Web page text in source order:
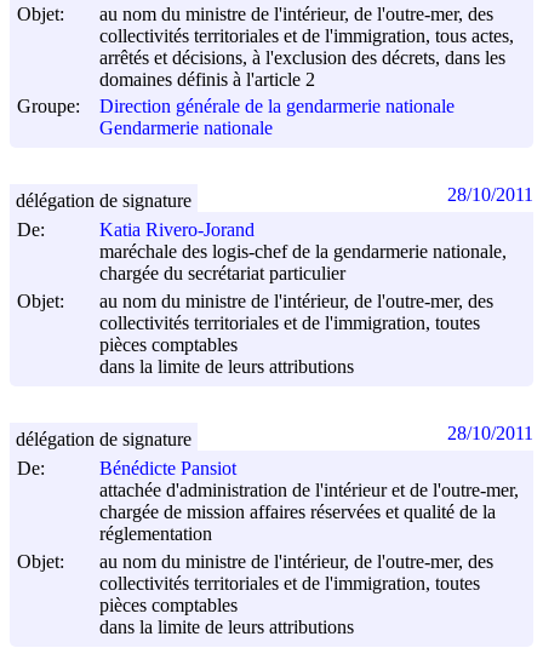
Objet:
au nom du ministre de l'intérieur, de l'outre-mer, des
collectivités territoriales et de l'immigration, tous actes,
arrêtés et décisions, à l'exclusion des décrets, dans les
domaines définis à l'article 2
Groupe:
Direction générale de la gendarmerie nationale
Gendarmerie nationale
De:
Katia Rivero-Jorand
maréchale des logis-chef de la gendarmerie nationale,
chargée du secrétariat particulier
Objet:
au nom du ministre de l'intérieur, de l'outre-mer, des
collectivités territoriales et de l'immigration, toutes
pièces comptables
dans la limite de leurs attributions
délégation de signature 28/10/2011
De:
Bénédicte Pansiot
attachée d'administration de l'intérieur et de l'outre-mer,
chargée de mission affaires réservées et qualité de la
réglementation
Objet:
au nom du ministre de l'intérieur, de l'outre-mer, des
collectivités territoriales et de l'immigration, toutes
pièces comptables
dans la limite de leurs attributions
délégation de signature 28/10/2011